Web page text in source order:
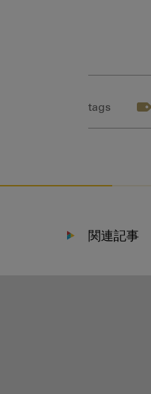
tags
関連記事